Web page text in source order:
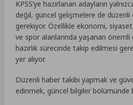
KPSS’ye hazırlanan adayların
değil, güncel gelişmelere de düzenli
gerekiyor. Özellikle ekonomi,
ve spor alanlarında yaşanan önemli
hazırlık sürecinde takip edilmesi
yer alıyor.
Düzenli haber takibi yapmak ve
edinmek, güncel bilgiler bölümünde